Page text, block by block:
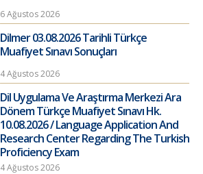
6 Ağustos 2026
Dilmer 03.08.2026 Tarihli Türkçe
Muafiyet Sınavı Sonuçları
4 Ağustos 2026
Dil Uygulama Ve Araştırma Merkezi Ara
Dönem Türkçe Muafiyet Sınavı Hk.
10.08.2026 / Language Application And
Research Center Regarding The Turkish
Proficiency Exam
4 Ağustos 2026